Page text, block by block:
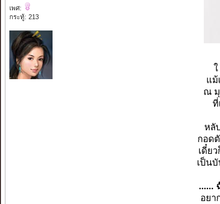
เพศ:
กระทู้: 213
แม้
ณ มุ
ที่
หลั
กอด
เดี๋ย
เป็น
......
อยา